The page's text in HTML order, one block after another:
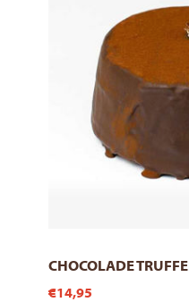
CHOCOLADE
€14,95